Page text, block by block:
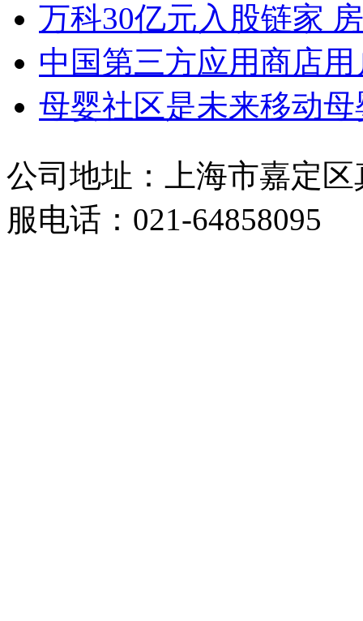
万科30亿元入股链家
中国第三方应用商店
母婴社区是未来移动
公司地址：上海市嘉定
服电话：021-64858095